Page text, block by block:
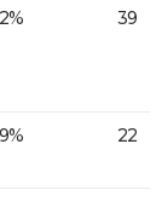
39
22